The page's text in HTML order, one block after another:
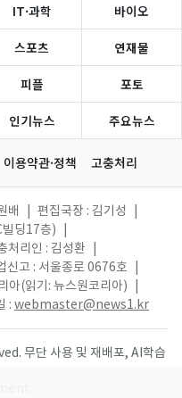
IT·과학 바이오
스포츠 연재물
피플 포토
인기뉴스 주요뉴스
이용약관·정책 고충처리
배 편집국장 : 김기성
빌딩17층)
처리인 : 김성환
신고 : 서울종로 0676호
아(읽기: 뉴스원코리아)
: webmaster@news1.kr
무단 사용 및 재배포, AI학습